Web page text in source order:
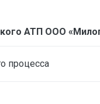
АТП ООО
процесса